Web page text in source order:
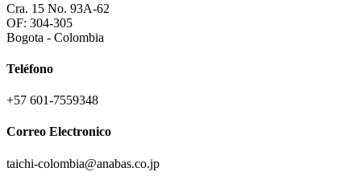
Cra. 15 No. 93A-62
OF: 304-305
Bogota - Colombia
Teléfono
+57 601-7559348
Correo Electronico
taichi-colombia@anabas.co.jp